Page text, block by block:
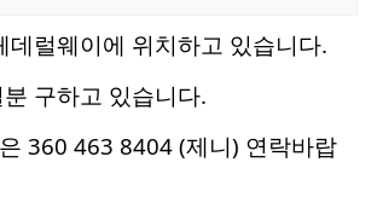
데럴웨이에 위치하고 있습니다.
구하고 있습니다.
360 463 8404 (제니) 연락바랍